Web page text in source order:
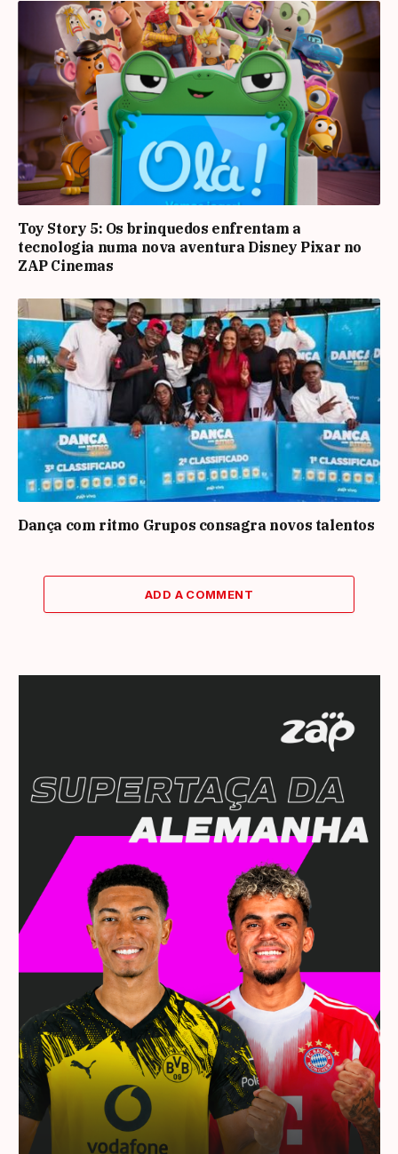
Toy Story 5: Os brinquedos enfrentam a
tecnologia numa nova aventura Disney Pixar no
ZAP Cinemas
Dança com ritmo Grupos consagra novos talentos
ADD A COMMENT